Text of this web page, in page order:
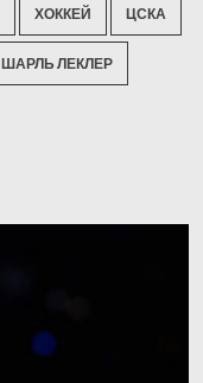
ХОККЕЙ ЦСКА
ШАРЛЬ ЛЕКЛЕР